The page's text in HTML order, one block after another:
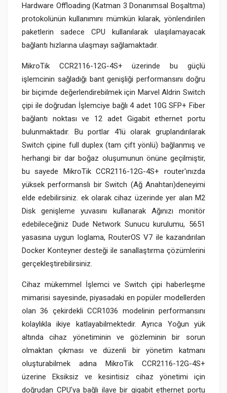
Hardware Offloading (Katman 3 Donanımsal Boşaltma)
protokolünün kullanımını mümkün kılarak, yönlendirilen
paketlerin sadece CPU kullanılarak ulaşılamayacak
bağlantı hızlarına ulaşmayı sağlamaktadır.
MikroTik CCR2116-12G-4S+ üzerinde bu güçlü
işlemcinin sağladığı bant genişliği performansını doğru
bir biçimde değerlendirebilmek için Marvel Aldrin Switch
çipi ile doğrudan İşlemciye bağlı 4 adet 10G SFP+ Fiber
bağlantı noktası ve 12 adet Gigabit ethernet portu
bulunmaktadır. Bu portlar 4'lü olarak gruplandırılarak
Switch çipine full duplex (tam çift yönlü) bağlanmış ve
herhangi bir dar boğaz oluşumunun önüne geçilmiştir,
bu sayede MikroTik CCR2116-12G-4S+ router'ınızda
yüksek performanslı bir Switch (Ağ Anahtarı)deneyimi
elde edebilirsiniz. ek olarak cihaz üzerinde yer alan M2
Disk genişleme yuvasını kullanarak Ağınızı monitör
edebileceğiniz Dude Network Sunucu kurulumu, 5651
yasasına uygun loglama, RouterOS V7 ile kazandırılan
Docker Konteyner desteği ile sanallaştırma çözümlerini
gerçekleştirebilirsiniz.
Cihaz mükemmel İşlemci ve Switch çipi haberleşme
mimarisi sayesinde, piyasadaki en popüler modellerden
olan 36 çekirdekli CCR1036 modelinin performansını
kolaylıkla ikiye katlayabilmektedir. Ayrıca Yoğun yük
altında cihaz yönetiminin ve gözleminin bir sorun
olmaktan çıkması ve düzenli bir yönetim katmanı
oluşturabilmek adına MikroTik CCR2116-12G-4S+
üzerine Eksiksiz ve kesintisiz cihaz yönetimi için
doğrudan CPU'ya bağlı ilave bir gigabit ethernet portu